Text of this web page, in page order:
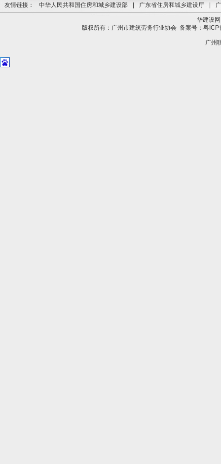
友情链接： 中华人民共和国住房和城乡建设部 广东省住房和城乡建设厅
华建设网
版权所有：广州市建筑劳务行业协会备案号：粤
广州